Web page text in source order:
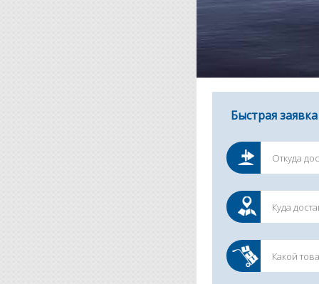
Быстрая заявка